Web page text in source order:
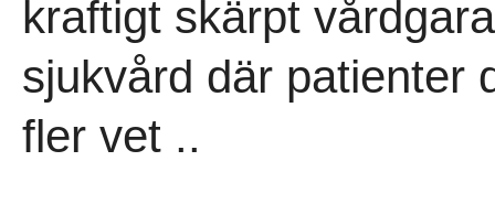
kraftigt skärpt
sjukvård där patienter
fler vet ..